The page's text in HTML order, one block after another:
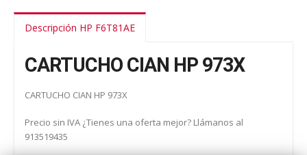
Descripción HP F6T81AE
CARTUCHO CIAN HP 973X
CARTUCHO CIAN HP 973X
Precio sin IVA ¿Tienes una oferta mejor? Llámanos al
913519435